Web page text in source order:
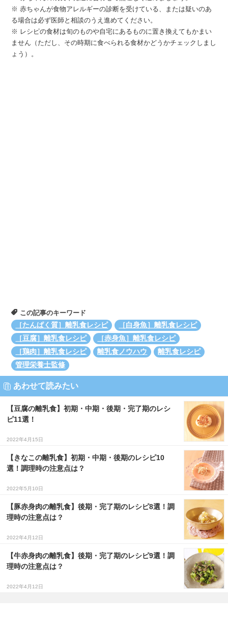
※ 赤ちゃんが食物アレルギーの診断を受けている、または疑いのあ
る場合は必ず医師と相談のうえ進めてください。
※ レシピの食材は旬のものや自宅にあるものに置き換えてもかまい
ません（ただし、その時期に食べられる食材かどうかチェックしまし
ょう）。
この記事のキーワード
［たんぱく質］離乳食レシピ
［白身魚］離乳食レシピ
［豆腐］離乳食レシピ
［赤身魚］離乳食レシピ
［鶏肉］離乳食レシピ
離乳食ノウハウ
離乳食レシピ
管理栄養士監修
あわせて読みたい
【豆腐の離乳食】初期・中期・後期・完了期のレシ
ピ11選！
2022年4月15日
【きなこの離乳食】初期・中期・後期のレシピ10
選！調理時の注意点は？
2022年5月10日
【豚赤身肉の離乳食】後期・完了期のレシピ8選！調
理時の注意点は？
2022年4月12日
【牛赤身肉の離乳食】後期・完了期のレシピ9選！調
理時の注意点は？
2022年4月12日